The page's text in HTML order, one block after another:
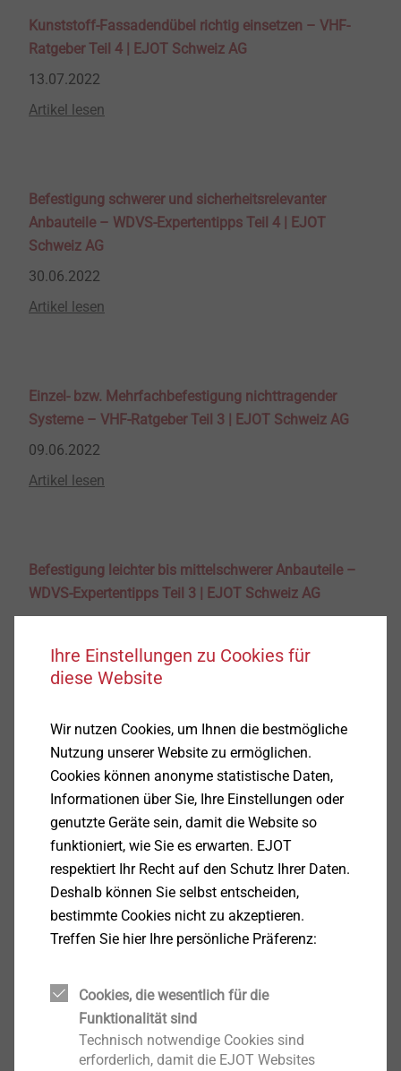
Kunststoff-Fassadendübel richtig einsetzen – VHF-
Ratgeber Teil 4 | EJOT Schweiz AG
13.07.2022
Artikel lesen
Befestigung schwerer und sicherheitsrelevanter
Anbauteile – WDVS-Expertentipps Teil 4 | EJOT
Schweiz AG
30.06.2022
Artikel lesen
Einzel- bzw. Mehrfachbefestigung nichttragender
Systeme – VHF-Ratgeber Teil 3 | EJOT Schweiz AG
09.06.2022
Artikel lesen
Befestigung leichter bis mittelschwerer Anbauteile –
WDVS-Expertentipps Teil 3 | EJOT Schweiz AG
Artikel lesen
Aufsparrendämmung – so bestimmen Sie die richtige
Schraube | EJOT Schweiz AG
18.05.2022
Artikel lesen
Verankerungsmechanismen im Überblick – VHF-
Ratgeber Teil 2 | EJOT Schweiz AG
Artikel lesen
Ihre Einstellungen zu Cookies für
diese Website
Wir nutzen Cookies, um Ihnen die bestmögliche
Nutzung unserer Website zu ermöglichen.
Cookies können anonyme statistische Daten,
Informationen über Sie, Ihre Einstellungen oder
genutzte Geräte sein, damit die Website so
funktioniert, wie Sie es erwarten. EJOT
respektiert Ihr Recht auf den Schutz Ihrer Daten.
Deshalb können Sie selbst entscheiden,
bestimmte Cookies nicht zu akzeptieren.
Treffen Sie hier Ihre persönliche Präferenz:
Cookies, die wesentlich für die
Funktionalität sind
Technisch notwendige Cookies sind
erforderlich, damit die EJOT Websites